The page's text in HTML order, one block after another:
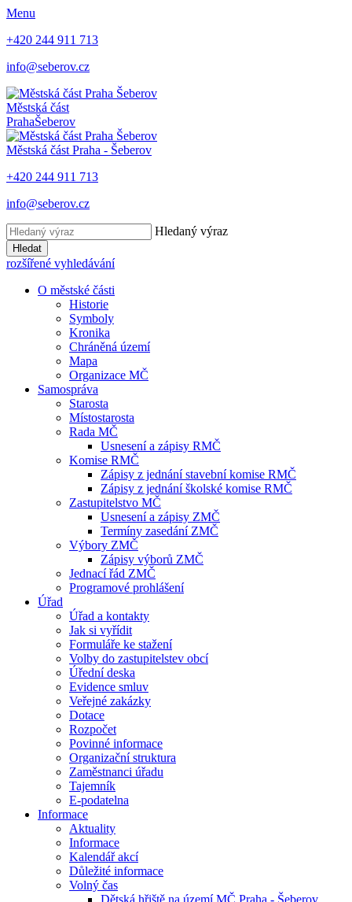
Menu
+420 244 911 713
info@seberov.cz
Městská část
PrahaŠeberov
Městská část Praha - Šeberov
+420 244 911 713
info@seberov.cz
Hledaný výraz
Hledat
rozšířené vyhledávání
O městské části
Historie
Symboly
Kronika
Chráněná území
Mapa
Organizace MČ
Samospráva
Starosta
Místostarosta
Rada MČ
Usnesení a zápisy RMČ
Komise RMČ
Zápisy z jednání stavební komise RMČ
Zápisy z jednání školské komise RMČ
Zastupitelstvo MČ
Usnesení a zápisy ZMČ
Termíny zasedání ZMČ
Výbory ZMČ
Zápisy výborů ZMČ
Jednací řád ZMČ
Programové prohlášení
Úřad
Úřad a kontakty
Jak si vyřídit
Formuláře ke stažení
Volby do zastupitelstev obcí
Úřední deska
Evidence smluv
Veřejné zakázky
Dotace
Rozpočet
Povinné informace
Organizační struktura
Zaměstnanci úřadu
Tajemník
E-podatelna
Informace
Aktuality
Informace
Kalendář akcí
Důležité informace
Volný čas
Dětská hřiště na území MČ Praha - Šeberov